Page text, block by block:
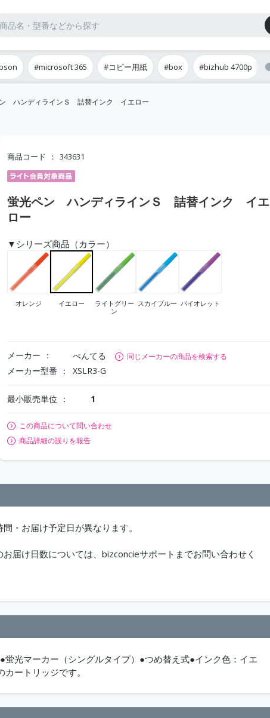
#microsoft 365 #コピー用紙 #box #bizhub 4700p
ハンディラインＳ 詰替インク イエロー
商品コード 343631
蛍光ペン ハンディラインＳ 詰替インク イエ
ロー
▼シリーズ商品（カラー）
オレンジ イエロー
ライトグリー
ン
スカイブルー バイオレット
メーカー ぺんてる 同じメーカーの商品を検索する
メーカー型番 XSLR3-G
最小販売単位 1
この商品について問い合わせ
商品詳細の誤りを報告
・お届け予定日が異なります。
届け日数については、bizconcieサポートまでお問い合わせく
光マーカー（シングルタイプ）●つめ替え式●インク色：イエ
ートリッジです。